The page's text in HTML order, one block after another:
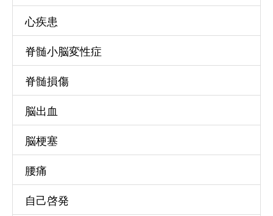
心疾患
脊髄小脳変性症
脊髄損傷
脳出血
脳梗塞
腰痛
自己啓発